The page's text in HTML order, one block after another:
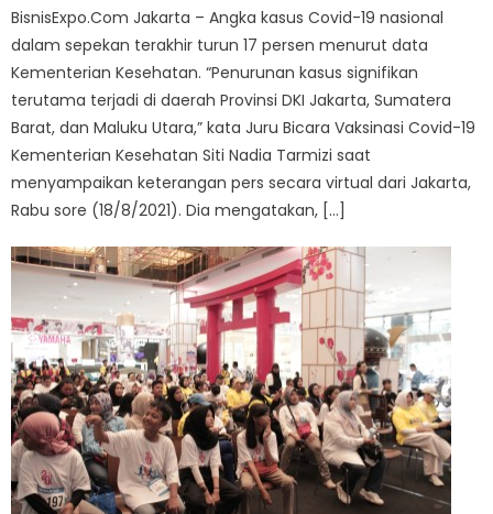
BisnisExpo.Com Jakarta – Angka kasus Covid-19 nasional
dalam sepekan terakhir turun 17 persen menurut data
Kementerian Kesehatan. “Penurunan kasus signifikan
terutama terjadi di daerah Provinsi DKI Jakarta, Sumatera
Barat, dan Maluku Utara,” kata Juru Bicara Vaksinasi Covid-19
Kementerian Kesehatan Siti Nadia Tarmizi saat
menyampaikan keterangan pers secara virtual dari Jakarta,
Rabu sore (18/8/2021). Dia mengatakan, […]